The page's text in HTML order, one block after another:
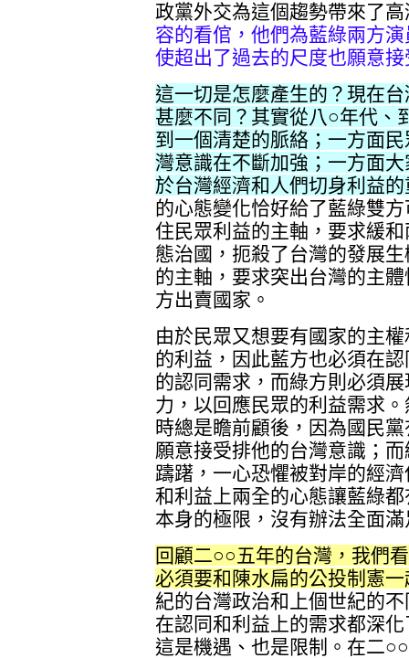
政黨外交為這個趨勢帶來了高
容的看倌，他們為藍綠兩方
使超出了過去的尺度也願意接
這一切是怎麼產生的？現在
甚麼不同？其實從八○年代、
到一個清楚的脈絡；一方面
灣意識在不斷加強；一方面
於台灣經濟和人們切身利益
的心態變化恰好給了藍綠雙
住民眾利益的主軸，要求緩
態治國，扼殺了台灣的發展
的主軸，要求突出台灣的主
方出賣國家。
由於民眾又想要有國家的主
的利益，因此藍方也必須在
的認同需求，而綠方則必須
力，以回應民眾的利益需求
時總是瞻前顧後，因為國民
願意接受排他的台灣意識；
躊躇，一心恐懼被對岸的經
和利益上兩全的心態讓藍綠
本身的極限，沒有辦法全面
回顧二○○五年的台灣，我們
必須要和陳水扁的公投制憲
紀的台灣政治和上個世紀的
在認同和利益上的需求都深
這是機遇、也是限制。在二